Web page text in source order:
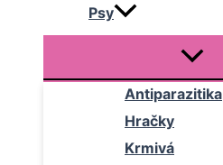
Psy
Antiparazitika
Hračky
Krmivá